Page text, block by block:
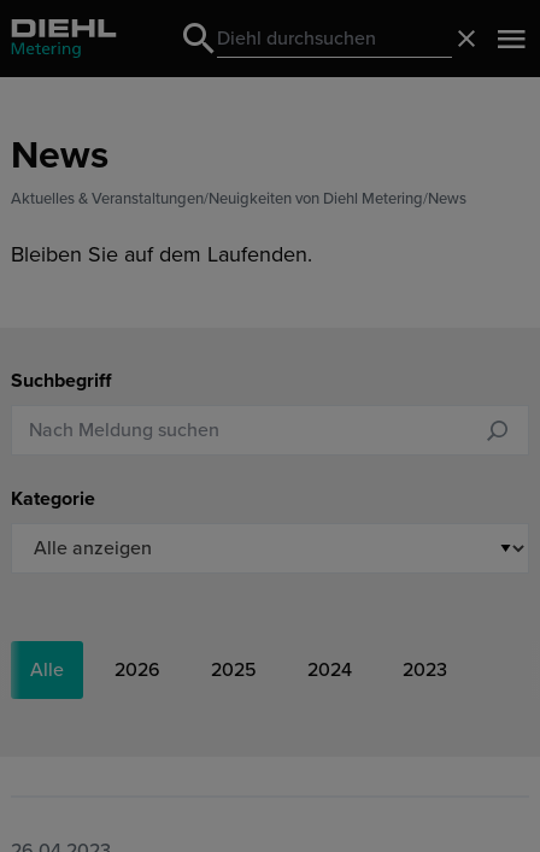
Search
Search
News
Aktuelles & Veranstaltungen Neuigkeiten von Diehl Metering News
Bleiben Sie auf dem Laufenden.
Suchbegriff
Kategorie
Alle 2026 2025 2024 2023